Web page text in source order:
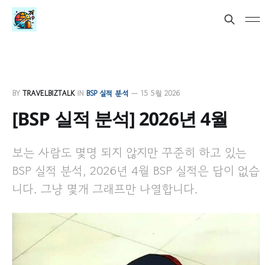
BY TRAVELBIZTALKIN BSP 실적 분석 — 15 5월 2026
[BSP 실적 분석] 2026년 4월
보는 사람도 몇명 되지 않지만 꾸준히 하고 있는
BSP 실적 분석, 2026년 4월 BSP 실적은 답이 없습
니다. 그냥 몇개 그래프만 나열합니다.